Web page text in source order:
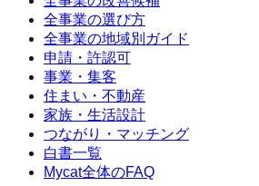
全事業の選び方
全事業の地域別ガイド
申請・許認可
事業・集客
住まい・不動産
家族・生活設計
つながり・マッチング
白書一覧
Mycat全体のFAQ